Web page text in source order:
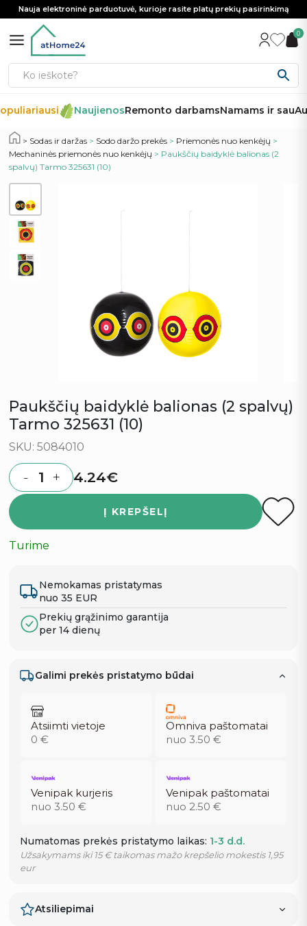
Nauja elektroninė parduotuvė, kurioje rasite platų prekių pasirinkimą
0
NaujienosRemonto darbamsNamams ir sau
Sodas ir daržas > Sodo daržo prekės > Priemonės nuo kenkėjų >
Mechaninės priemonės nuo kenkėjų > Paukščių baidyklė balionas (2
spalvų) Tarmo 325631 (10)
Paukščių baidyklė balionas (2 spalvų)
Tarmo 325631 (10)
SKU: 5084010
Quantity
- + 4.24€
Į KREPŠELĮ
Turime
Nemokamas pristatymas
nuo 35 EUR
Prekių grąžinimo garantija
per 14 dienų
Galimi prekės pristatymo būdai
Atsiimti vietoje
0 €
Omniva paštomatai
nuo 3.50 €
Venipak kurjeris
nuo 3.50 €
Venipak paštomatai
nuo 2.50 €
Numatomas prekės pristatymo laikas: 1-3 d.d.
Užsakymams iki 15 € taikomas mažo krepšelio mokestis 1,95
eur
Atsiliepimai